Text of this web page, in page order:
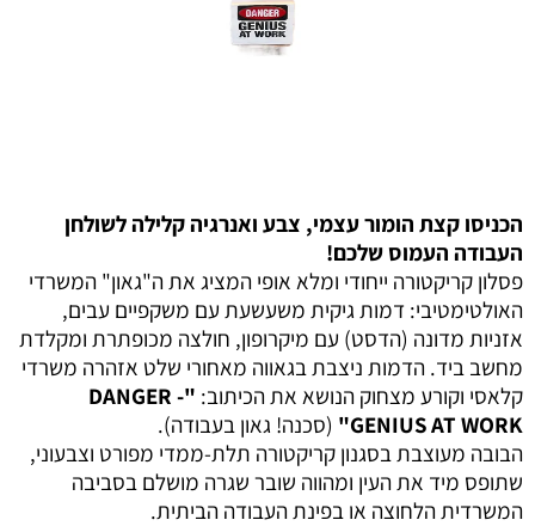
הכניסו קצת הומור עצמי, צבע ואנרגיה קלילה לשולחן
העבודה העמוס שלכם!
פסלון קריקטורה ייחודי ומלא אופי המציג את ה"גאון" המשרדי
האולטימטיבי: דמות גיקית משעשעת עם משקפיים עבים,
אזניות מדונה (הדסט) עם מיקרופון, חולצה מכופתרת ומקלדת
מחשב ביד. הדמות ניצבת בגאווה מאחורי שלט אזהרה משרדי
קלאסי וקורע מצחוק הנושא את הכיתוב:
"DANGER -
GENIUS AT WORK"
(סכנה! גאון בעבודה).
הבובה מעוצבת בסגנון קריקטורה תלת-ממדי מפורט וצבעוני,
שתופס מיד את העין ומהווה שובר שגרה מושלם בסביבה
המשרדית הלחוצה או בפינת העבודה הביתית.